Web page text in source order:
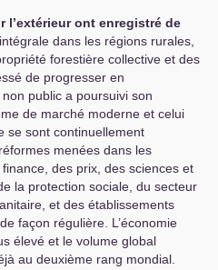
l’extérieur ont enregistré de
dans les régions rurales,
forestière collective et des
de progresser en
public a poursuivi son
de marché moderne et celui
se sont continuellement
menées dans les
des prix, des sciences et
la protection sociale, du secteur
et des établissements
façon régulière. L’économie
élevé et le volume global
au deuxième rang mondial.